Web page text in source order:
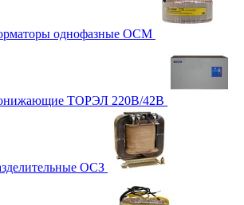
однофазные ОСМ
ТОРЭЛ 220В/42В
ОСЗ